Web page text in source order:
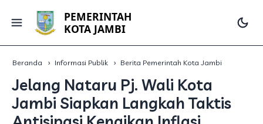
PEMERINTAH
KOTA JAMBI
Beranda Informasi Publik Berita Pemerintah Kota Jambi
Jelang Nataru Pj. Wali Kota
Jambi Siapkan Langkah Taktis